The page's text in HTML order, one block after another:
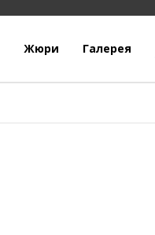
Жюри Галерея